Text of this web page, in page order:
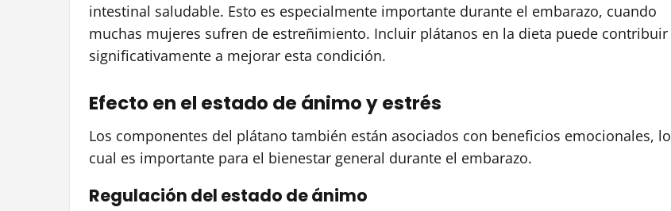
intestinal saludable. Esto es especialmente importante durante el embarazo, cuando
muchas mujeres sufren de estreñimiento. Incluir plátanos en la dieta puede contribuir
significativamente a mejorar esta condición.
Efecto en el estado de ánimo y estrés
Los componentes del plátano también están asociados con beneficios emocionales, lo
cual es importante para el bienestar general durante el embarazo.
Regulación del estado de ánimo